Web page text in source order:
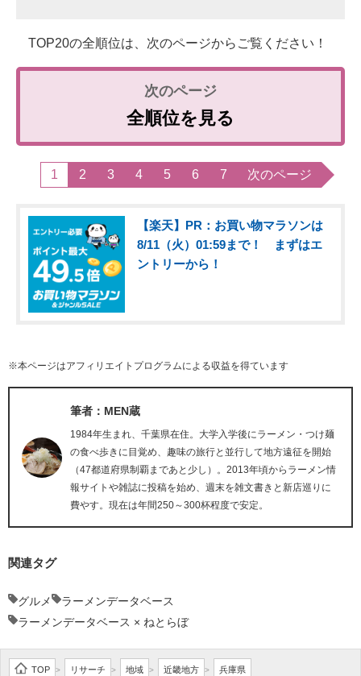
TOP20の全順位は、次のページからご覧ください！
全順位を見る
1 2 3 4 5 6 7 次のページ
【楽天】PR：お買い物マラソンは
8/11（火）01:59まで！ まずはエ
ントリーから！
※本ページはアフィリエイトプログラムによる収益を得ています
筆者：MEN蔵
1984年生まれ、千葉県在住。大学入学後にラーメン・つけ麺
の食べ歩きに目覚め、趣味の旅行と並行して地方遠征を開始
（47都道府県制覇まであと少し）。2013年頃からラーメン情
報サイトや雑誌に投稿を始め、週末を雑文書きと新店巡りに
費やす。現在は年間250～300杯程度で安定。
関連タグ
グルメ
ラーメンデータベース
ラーメンデータベース × ねとらぼ
TOP > リサーチ > 地域 > 近畿地方 > 兵庫県